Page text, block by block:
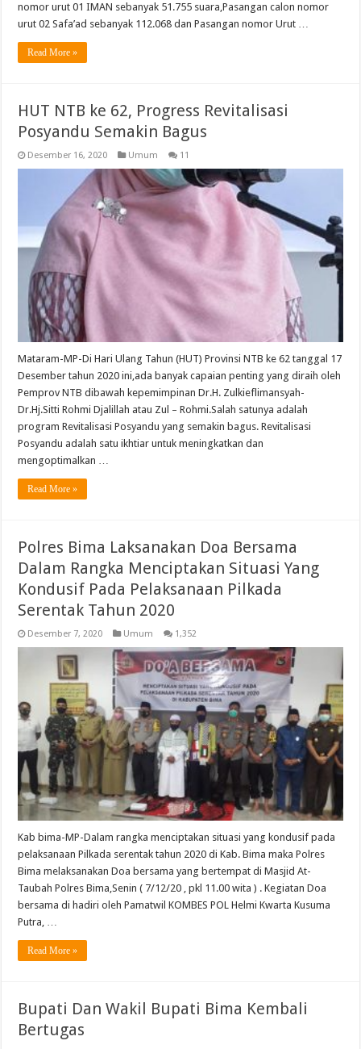
nomor urut 01 IMAN sebanyak 51.755 suara,Pasangan calon nomor
urut 02 Safa’ad sebanyak 112.068 dan Pasangan nomor Urut …
Read More »
HUT NTB ke 62, Progress Revitalisasi
Posyandu Semakin Bagus
Desember 16, 2020 Umum 11
Mataram-MP-Di Hari Ulang Tahun (HUT) Provinsi NTB ke 62 tanggal 17
Desember tahun 2020 ini,ada banyak capaian penting yang diraih oleh
Pemprov NTB dibawah kepemimpinan Dr.H. Zulkieflimansyah-
Dr.Hj.Sitti Rohmi Djalillah atau Zul – Rohmi.Salah satunya adalah
program Revitalisasi Posyandu yang semakin bagus. Revitalisasi
Posyandu adalah satu ikhtiar untuk meningkatkan dan
mengoptimalkan …
Read More »
Polres Bima Laksanakan Doa Bersama
Dalam Rangka Menciptakan Situasi Yang
Kondusif Pada Pelaksanaan Pilkada
Serentak Tahun 2020
Desember 7, 2020 Umum 1,352
Kab bima-MP-Dalam rangka menciptakan situasi yang kondusif pada
pelaksanaan Pilkada serentak tahun 2020 di Kab. Bima maka Polres
Bima melaksanakan Doa bersama yang bertempat di Masjid At-
Taubah Polres Bima,Senin ( 7/12/20 , pkl 11.00 wita ) . Kegiatan Doa
bersama di hadiri oleh Pamatwil KOMBES POL Helmi Kwarta Kusuma
Putra, …
Read More »
Bupati Dan Wakil Bupati Bima Kembali
Bertugas